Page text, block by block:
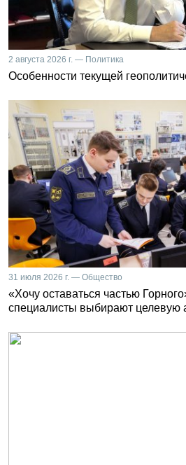
2 августа 2026 г. — Политика
Особенности текущей
31 июля 2026 г. — Общество
«Хочу оставаться частью
специалисты выбирают целевую